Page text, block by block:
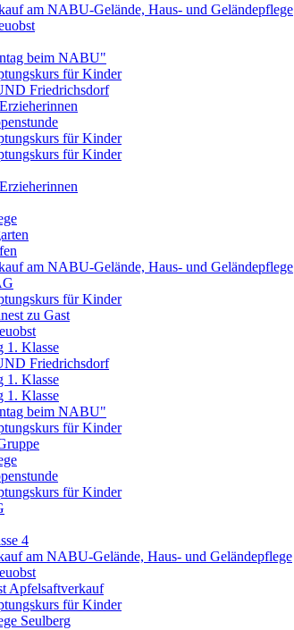
am NABU-Gelände, Haus- und Geländepflege
beim NABU"
für Kinder
Friedrichsdorf
für Kinder
für Kinder
am NABU-Gelände, Haus- und Geländepflege
für Kinder
zu Gast
1. Klasse
Friedrichsdorf
1. Klasse
1. Klasse
beim NABU"
für Kinder
für Kinder
4
am NABU-Gelände, Haus- und Geländepflege
Apfelsaftverkauf
für Kinder
Seulberg